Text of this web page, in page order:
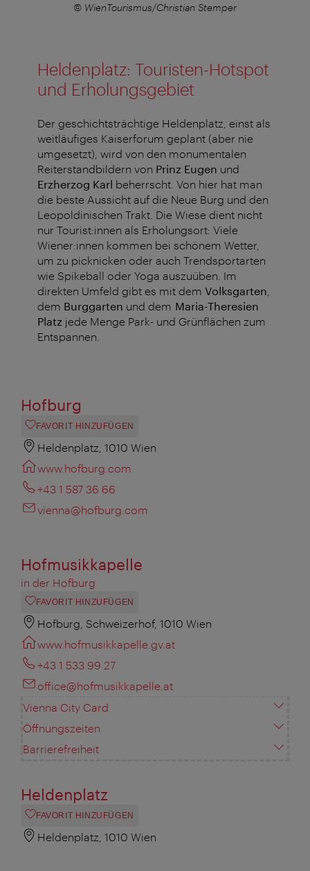
© WienTourismus/Christian Stemper
Heldenplatz: Touristen-Hotspot
und Erholungsgebiet
Der geschichtsträchtige Heldenplatz, einst als
weitläufiges Kaiserforum geplant (aber nie
umgesetzt), wird von den monumentalen
Reiterstandbildern von Prinz Eugen und
Erzherzog Karl beherrscht. Von hier hat man
die beste Aussicht auf die Neue Burg und den
Leopoldinischen Trakt. Die Wiese dient nicht
nur Tourist:innen als Erholungsort: Viele
Wiener:innen kommen bei schönem Wetter,
um zu picknicken oder auch Trendsportarten
wie Spikeball oder Yoga auszuüben. Im
direkten Umfeld gibt es mit dem Volksgarten
dem Burggarten und dem Maria-Theresien
Platz jede Menge Park- und Grünflächen zum
Entspannen.
Hofburg
FAVORIT HINZUFÜGEN
Heldenplatz, 1010 Wien
www.hofburg.com
+43 1 587 36 66
vienna@hofburg.com
Hofmusikkapelle
in der Hofburg
FAVORIT HINZUFÜGEN
Hofburg, Schweizerhof, 1010 Wien
www.hofmusikkapelle.gv.at
+43 1 533 99 27
office@hofmusikkapelle.at
Vienna City Card
Öffnungszeiten
Barrierefreiheit
Heldenplatz
FAVORIT HINZUFÜGEN
Heldenplatz, 1010 Wien